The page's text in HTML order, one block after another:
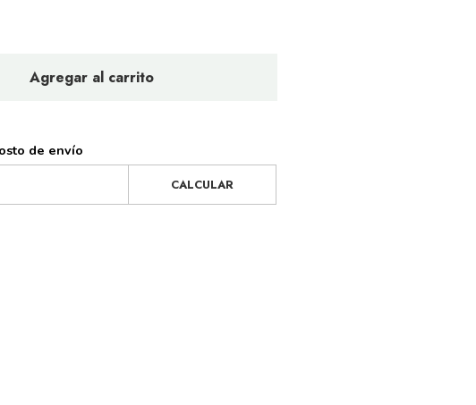
Agregar al carrito
de envío
CALCULAR